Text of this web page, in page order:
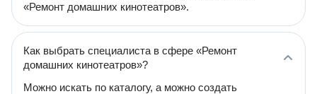
«Ремонт домашних кинотеатров».
Как выбрать специалиста в сфере «Ремонт
домашних кинотеатров»?
Можно искать по каталогу, а можно создать